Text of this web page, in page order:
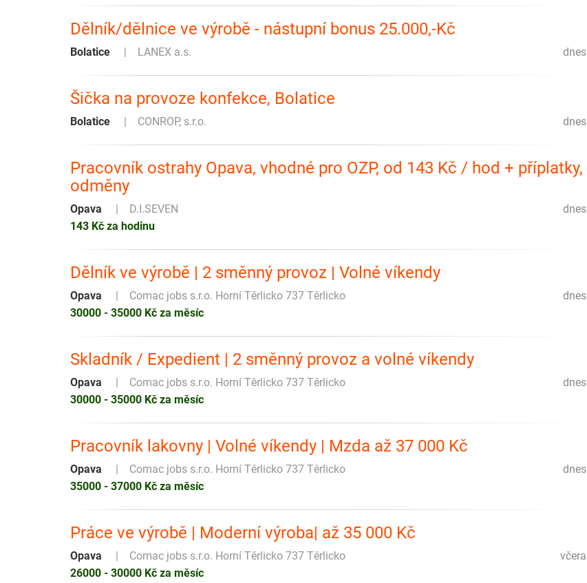
Dělník/dělnice ve výrobě - nástupní bonus 25.000,-Kč
dnes
Bolatice LANEX a.s.
Šička na provoze konfekce, Bolatice
dnes
Bolatice CONROP, s.r.o.
Pracovník ostrahy Opava, vhodné pro OZP, od 143 Kč / hod + příplatky,
odměny
dnes
Opava
D.I.SEVEN
143 Kč za hodinu
Dělník ve výrobě | 2 směnný provoz | Volné víkendy
dnes
Opava
Comac jobs s.r.o. Horní Těrlicko 737 Těrlicko
30000 - 35000 Kč za měsíc
Skladník / Expedient | 2 směnný provoz a volné víkendy
dnes
Opava
Comac jobs s.r.o. Horní Těrlicko 737 Těrlicko
30000 - 35000 Kč za měsíc
Pracovník lakovny | Volné víkendy | Mzda až 37 000 Kč
dnes
Opava
Comac jobs s.r.o. Horní Těrlicko 737 Těrlicko
35000 - 37000 Kč za měsíc
Práce ve výrobě | Moderní výroba| až 35 000 Kč
včera
Opava
Comac jobs s.r.o. Horní Těrlicko 737 Těrlicko
26000 - 30000 Kč za měsíc